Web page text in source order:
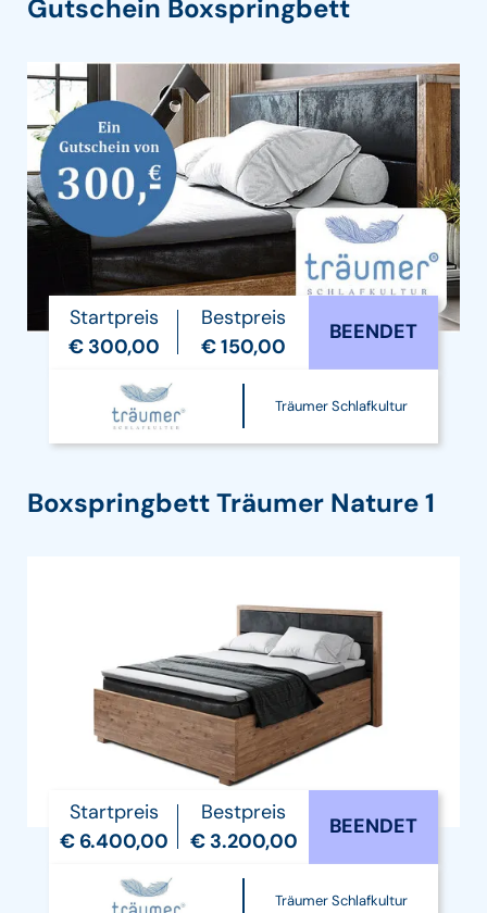
Gutschein Boxspringbett
Startpreis
€ 300,00
Bestpreis
€ 150,00
BEENDET
Träumer Schlafkultur
Boxspringbett Träumer Nature 1
Startpreis
€ 6.400,00
Bestpreis
€ 3.200,00
BEENDET
Träumer Schlafkultur